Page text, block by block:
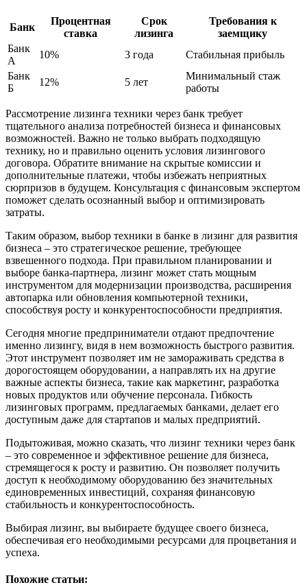
Банк
Процентная
ставка
Срок
лизинга
Требования к
заемщику
Банк
А
10% 3 года
Стабильная прибыль
Банк
Б
12% 5 лет
Минимальный стаж
работы
Рассмотрение лизинга техники через банк требует
тщательного анализа потребностей бизнеса и финансовых
возможностей. Важно не только выбрать подходящую
технику, но и правильно оценить условия лизингового
договора. Обратите внимание на скрытые комиссии и
дополнительные платежи, чтобы избежать неприятных
сюрпризов в будущем. Консультация с финансовым экспертом
поможет сделать осознанный выбор и оптимизировать
затраты.
Таким образом, выбор техники в банке в лизинг для развития
бизнеса – это стратегическое решение, требующее
взвешенного подхода. При правильном планировании и
выборе банка-партнера, лизинг может стать мощным
инструментом для модернизации производства, расширения
автопарка или обновления компьютерной техники,
способствуя росту и конкурентоспособности предприятия.
Сегодня многие предприниматели отдают предпочтение
именно лизингу, видя в нем возможность быстрого развития.
Этот инструмент позволяет им не замораживать средства в
дорогостоящем оборудовании, а направлять их на другие
важные аспекты бизнеса, такие как маркетинг, разработка
новых продуктов или обучение персонала. Гибкость
лизинговых программ, предлагаемых банками, делает его
доступным даже для стартапов и малых предприятий.
Подытоживая, можно сказать, что лизинг техники через банк
– это современное и эффективное решение для бизнеса,
стремящегося к росту и развитию. Он позволяет получить
доступ к необходимому оборудованию без значительных
единовременных инвестиций, сохраняя финансовую
стабильность и конкурентоспособность.
Выбирая лизинг, вы выбираете будущее своего бизнеса,
обеспечивая его необходимыми ресурсами для процветания и
успеха.
Похожие статьи: